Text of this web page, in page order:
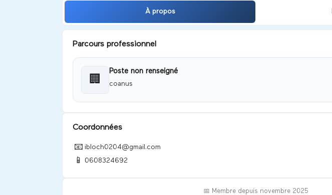
À propos
Parcours professionnel
🏢
Poste non renseigné
coanus
Coordonnées
📧 ibloch0204@gmail.com
📱 0608324692
📅 Membre depuis novembre 2025